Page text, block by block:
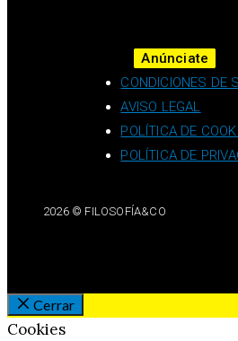
Anúnciate
CONDICIONES DE
AVISO LEGAL
POLÍTICA DE
POLÍTICA DE
2026 © FILOSOFÍA&CO
Cerrar
Cookies